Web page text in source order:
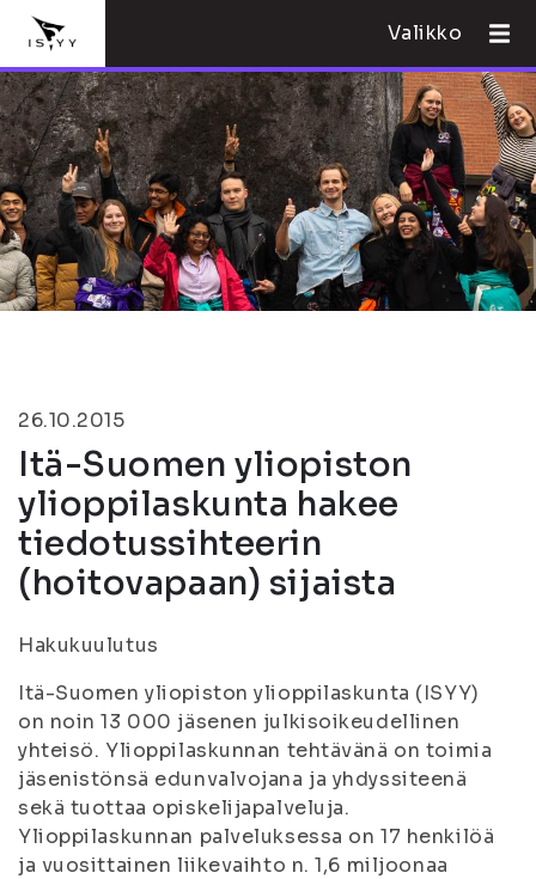
Valikko
26.10.2015
Itä-Suomen yliopiston
ylioppilaskunta hakee
tiedotussihteerin
(hoitovapaan) sijaista
Hakukuulutus
Itä-Suomen yliopiston ylioppilaskunta (ISYY)
on noin 13 000 jäsenen julkisoikeudellinen
yhteisö. Ylioppilaskunnan tehtävänä on toimia
jäsenistönsä edunvalvojana ja yhdyssiteenä
sekä tuottaa opiskelijapalveluja.
Ylioppilaskunnan palveluksessa on 17 henkilöä
ja vuosittainen liikevaihto n. 1,6 miljoonaa